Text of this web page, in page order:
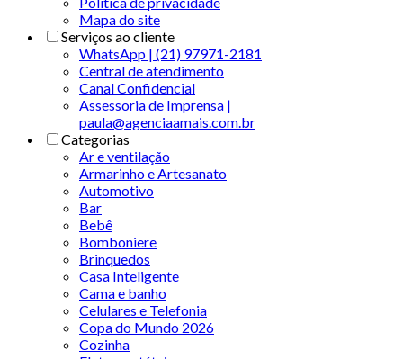
Mapa do site
Serviços ao cliente
WhatsApp | (21) 97971-2181
Central de atendimento
Canal Confidencial
Assessoria de Imprensa |
paula@agenciaamais.com.br
Categorias
Ar e ventilação
Armarinho e Artesanato
Automotivo
Bar
Bebê
Bomboniere
Brinquedos
Casa Inteligente
Cama e banho
Celulares e Telefonia
Copa do Mundo 2026
Cozinha